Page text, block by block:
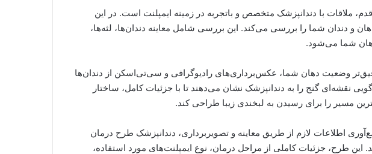
قدم، ملاقات با دندانپزشک متخصص و باتجربه در زمینه ایمپلنت است. در این
و دندان شما را بررسی می‌کند. این بررسی شامل معاینه دندان‌ها، لثه‌ها،
شما می‌شود.
وضعیت دهان شما، عکس‌برداری‌های رادیوگرافی و سی‌تی‌اسکن از دندان‌ها
نقشه‌ای گنج را به دندانپزشک نشان می‌دهند تا با جزئیات کامل، ساختار
مسیر را برای رسیدن به لبخندی زیبا طراحی کند.
اطلاعات لازم از طریق معاینه و تصویربرداری، دندانپزشک طرح درمان
طرح، جزئیات کاملی از مراحل درمان، نوع ایمپلنت‌های مورد استفاده،